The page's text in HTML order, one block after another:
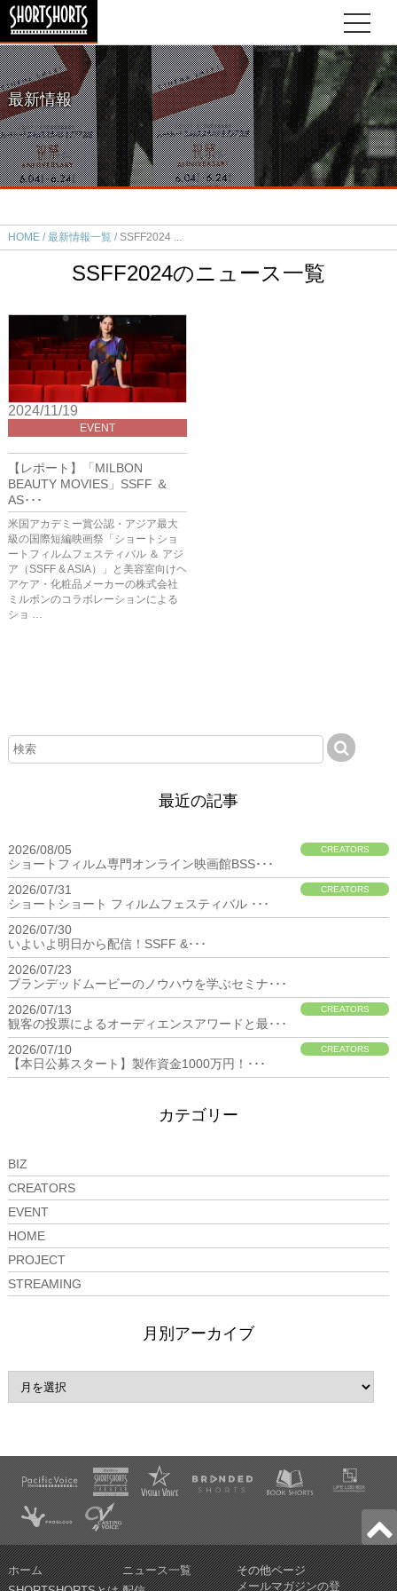
最新情報
HOME 最新情報一覧 SSFF2024
SSFF2024のニュース一覧
2024/11/19
EVENT
【レポート】「MILBON
BEAUTY MOVIES」SSFF ＆
AS･･･
米国アカデミー賞公認・アジア最大
級の国際短編映画祭「ショートショ
ートフィルムフェスティバル ＆ アジ
ア（SSFF & ASIA）」と美容室向けヘ
アケア・化粧品メーカーの株式会社
ミルボンのコラボレーションによる
ショ …
最近の記事
2026/08/05 CREATORS
ショートフィルム専門オンライン映画館BSS･･･
2026/07/31
CREATORS
ショートショート フィルムフェスティバル ･･･
2026/07/30
いよいよ明日から配信！SSFF &･･･
2026/07/23
ブランデッドムービーのノウハウを学ぶセミナ･･･
2026/07/13
CREATORS
観客の投票によるオーディエンスアワードと最･･･
2026/07/10
CREATORS
【本日公募スタート】製作資金1000万円！･･･
カテゴリー
BIZ
CREATORS
EVENT
HOME
PROJECT
STREAMING
月別アーカイブ
ホーム
ニュース一覧
その他ページ
メールマガジンの登